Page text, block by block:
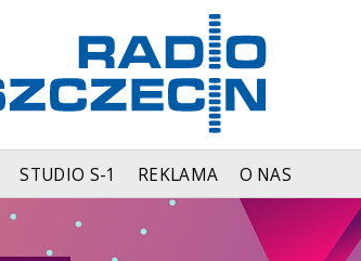
STUDIO S-1 REKLAMA O NAS